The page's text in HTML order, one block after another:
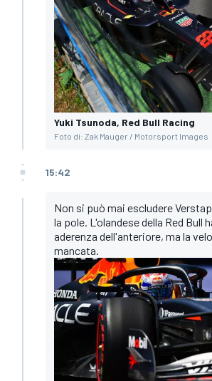
Yuki Tsunoda, Red Bull Racing
Foto di: Zak Mauger / Motorsport Images
15:42
Non si può mai escludere
la pole. L'olandese della Red Bull
aderenza dell'anteriore, ma la
mancata.